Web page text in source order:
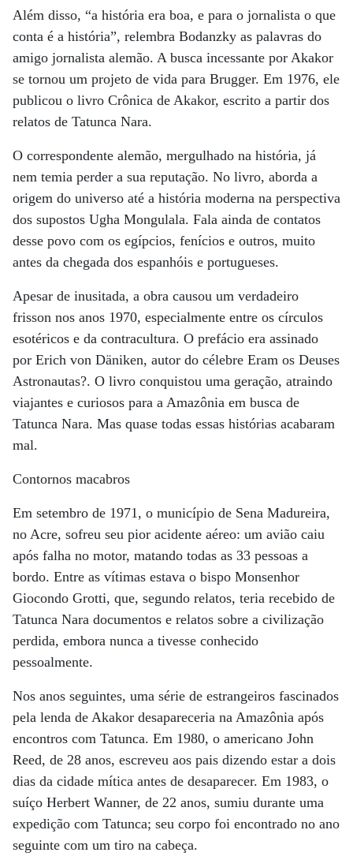
Além disso, “a história era boa, e para o jornalista o que
conta é a história”, relembra Bodanzky as palavras do
amigo jornalista alemão. A busca incessante por Akakor
se tornou um projeto de vida para Brugger. Em 1976, ele
publicou o livro Crônica de Akakor, escrito a partir dos
relatos de Tatunca Nara.
O correspondente alemão, mergulhado na história, já
nem temia perder a sua reputação. No livro, aborda a
origem do universo até a história moderna na perspectiva
dos supostos Ugha Mongulala. Fala ainda de contatos
desse povo com os egípcios, fenícios e outros, muito
antes da chegada dos espanhóis e portugueses.
Apesar de inusitada, a obra causou um verdadeiro
frisson nos anos 1970, especialmente entre os círculos
esotéricos e da contracultura. O prefácio era assinado
por Erich von Däniken, autor do célebre Eram os Deuses
Astronautas?. O livro conquistou uma geração, atraindo
viajantes e curiosos para a Amazônia em busca de
Tatunca Nara. Mas quase todas essas histórias acabaram
mal.
Contornos macabros
Em setembro de 1971, o município de Sena Madureira,
no Acre, sofreu seu pior acidente aéreo: um avião caiu
após falha no motor, matando todas as 33 pessoas a
bordo. Entre as vítimas estava o bispo Monsenhor
Giocondo Grotti, que, segundo relatos, teria recebido de
Tatunca Nara documentos e relatos sobre a civilização
perdida, embora nunca a tivesse conhecido
pessoalmente.
Nos anos seguintes, uma série de estrangeiros fascinados
pela lenda de Akakor desapareceria na Amazônia após
encontros com Tatunca. Em 1980, o americano John
Reed, de 28 anos, escreveu aos pais dizendo estar a dois
dias da cidade mítica antes de desaparecer. Em 1983, o
suíço Herbert Wanner, de 22 anos, sumiu durante uma
expedição com Tatunca; seu corpo foi encontrado no ano
seguinte com um tiro na cabeça.